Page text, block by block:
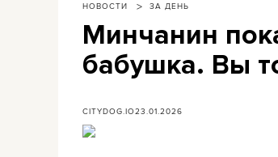
НОВОСТИ ЗА ДЕНЬ
Минчанин
бабушка. Вы
CITYDOG.IO23.01.2026